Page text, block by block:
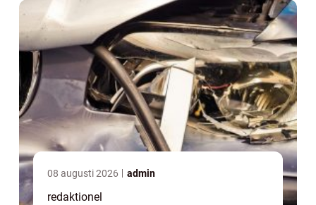
08 augusti 2026 admin
redaktionel